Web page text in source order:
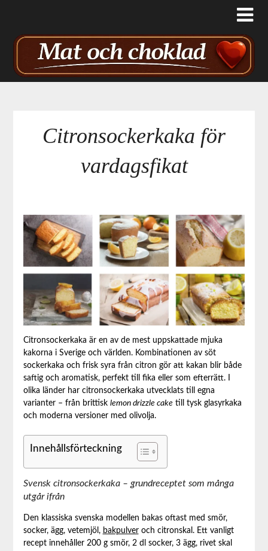
Citronsockerkaka för
vardagsfikat
Citronsockerkaka är en av de mest uppskattade mjuka
kakorna i Sverige och världen. Kombinationen av söt
sockerkaka och frisk syra från citron gör att kakan blir både
saftig och aromatisk, perfekt till fika eller som efterrätt. I
olika länder har citronsockerkaka utvecklats till egna
varianter – från brittisk lemon drizzle caketill tysk glasyrkaka
och moderna versioner med olivolja.
Innehållsförteckning
Svensk citronsockerkaka – grundreceptet som många
utgår ifrån
Den klassiska svenska modellen bakas oftast med smör,
socker, ägg, vetemjöl, bakpulveroch citronskal. Ett vanligt
recept innehåller 200 g smör, 2 dl socker, 3 ägg, rivet skal